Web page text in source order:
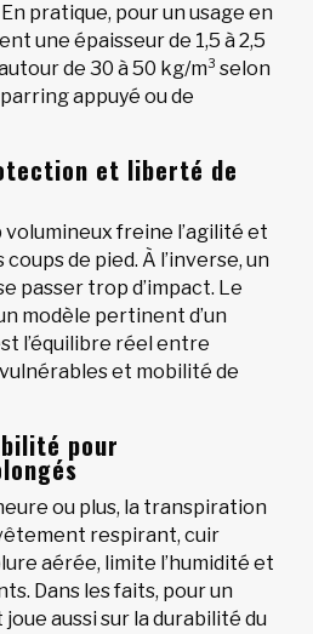
pratique, pour un usage en
une épaisseur de 1,5 à 2,5
de 30 à 50 kg/m³ selon
appuyé ou de
et liberté de
freine l’agilité et
de pied. À l’inverse, un
passer trop d’impact. Le
modèle pertinent d’un
l’équilibre réel entre
et mobilité de
pour
ou plus, la transpiration
respirant, cuir
aérée, limite l’humidité et
Dans les faits, pour un
aussi sur la durabilité du